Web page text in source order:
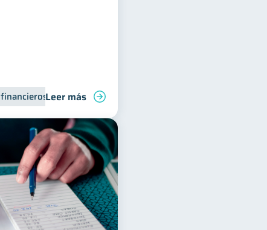
Bienestar financieroInclusión financiera
Leer más